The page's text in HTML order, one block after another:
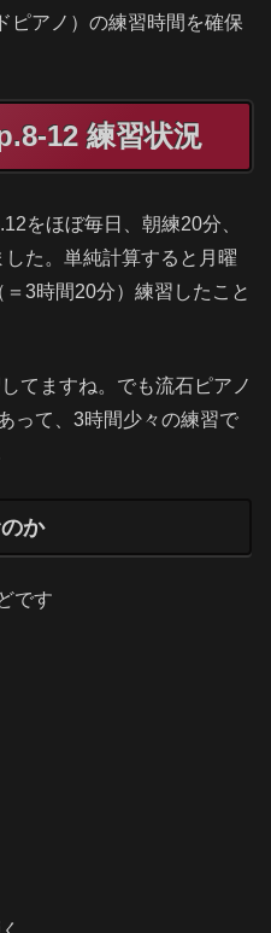
ピアノ）の練習時間を確保
12 練習状況
をほぼ毎日、朝練20分、
た。単純計算すると月曜
3時間20分）練習したこと
てますね。でも流石ピアノ
って、3時間少々の練習で
か
です